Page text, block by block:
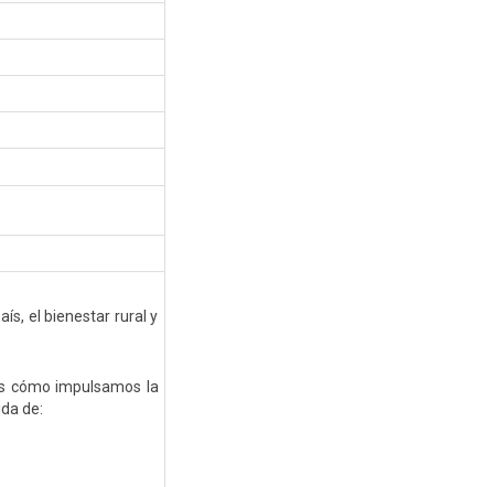
el bienestar rural y
cómo impulsamos la
de: